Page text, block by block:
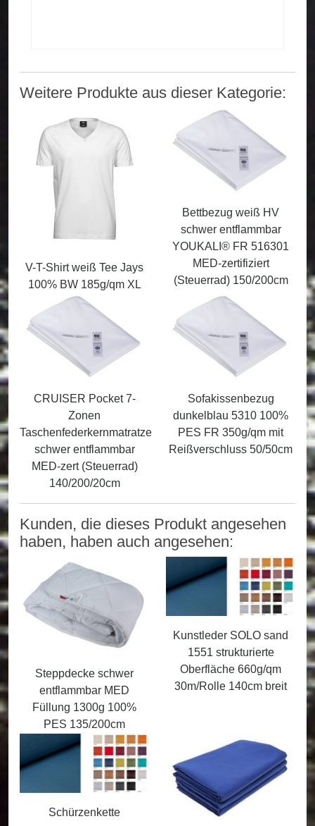
Weitere Produkte aus dieser Kategorie:
V-T-Shirt weiß Tee Jays
100% BW 185g/qm XL
Bettbezug weiß HV
schwer entflammbar
YOUKALI® FR 516301
MED-zertifiziert
(Steuerrad) 150/200cm
CRUISER Pocket 7-
Zonen
Taschenfederkernmatratze
schwer entflammbar
MED-zert (Steuerrad)
140/200/20cm
Sofakissenbezug
dunkelblau 5310 100%
PES FR 350g/qm mit
Reißverschluss 50/50cm
Kunden, die dieses Produkt angesehen
haben, haben auch angesehen:
Steppdecke schwer
entflammbar MED
Füllung 1300g 100%
PES 135/200cm
Kunstleder SOLO sand
1551 strukturierte
Oberfläche 660g/qm
30m/Rolle 140cm breit
Schürzenkette